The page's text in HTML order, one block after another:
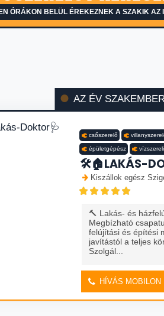
ÓRÁKON BELÜL ÉREKEZNEK A SZAKIK
AZ ÉV
csőszerelő
épületgépész
🛠️🏠LAKÁS-
Kiszállok egész
🔨 Lakás- és
Megbízható
felújítási és építési
javítástól a teljes
Szolgál...
HÍVÁS MOBILON